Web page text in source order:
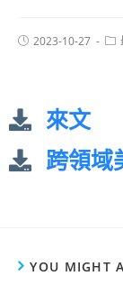
2023-10-27
來文
跨領域
YOU MIGHT